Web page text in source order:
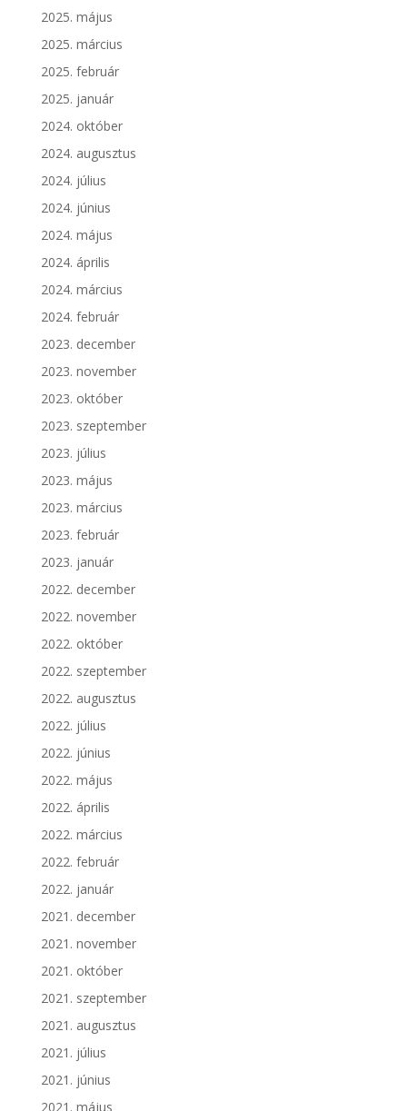
2025. május
2025. március
2025. február
2025. január
2024. október
2024. augusztus
2024. július
2024. június
2024. május
2024. április
2024. március
2024. február
2023. december
2023. november
2023. október
2023. szeptember
2023. július
2023. május
2023. március
2023. február
2023. január
2022. december
2022. november
2022. október
2022. szeptember
2022. augusztus
2022. július
2022. június
2022. május
2022. április
2022. március
2022. február
2022. január
2021. december
2021. november
2021. október
2021. szeptember
2021. augusztus
2021. július
2021. június
2021. május